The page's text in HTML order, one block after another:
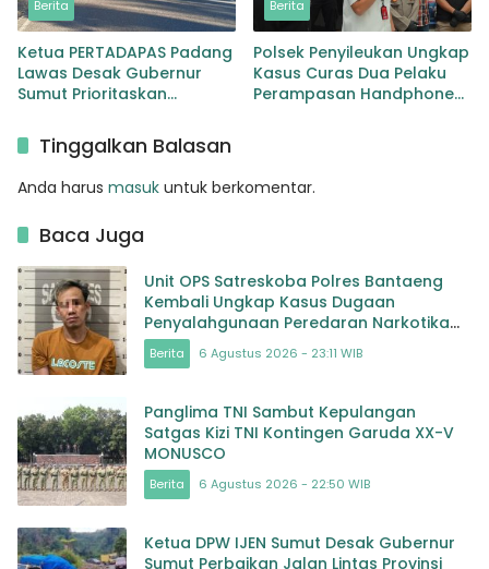
Berita
Ketua PERTADAPAS Padang
Lawas Desak Gubernur
Sumut Prioritaskan
Sibuhuan–Gunungtua
Berita
Polsek Penyileukan Ungkap
Kasus Curas Dua Pelaku
Perampasan Handphone
Tinggalkan Balasan
Anda harus masuk untuk berkomentar.
Baca Juga
Unit OPS Satreskoba Polres Bantaeng
Kembali Ungkap Kasus Dugaan
Penyalahgunaan Peredaran Narkotika
Jenis Sabu
Berita 6 Agustus 2026 - 23:11 WIB
Panglima TNI Sambut Kepulangan
Satgas Kizi TNI Kontingen Garuda XX-V
MONUSCO
Berita 6 Agustus 2026 - 22:50 WIB
Ketua DPW IJEN Sumut Desak Gubernur
Sumut Perbaikan Jalan Lintas Provinsi